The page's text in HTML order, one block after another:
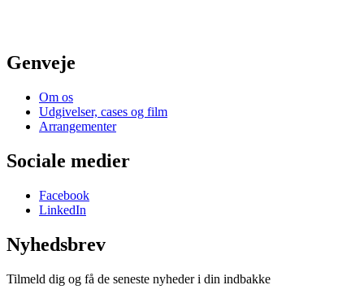
Genveje
Om os
Udgivelser, cases og film
Arrangementer
Sociale medier
Facebook
LinkedIn
Nyhedsbrev
Tilmeld dig og få de seneste nyheder i din indbakke